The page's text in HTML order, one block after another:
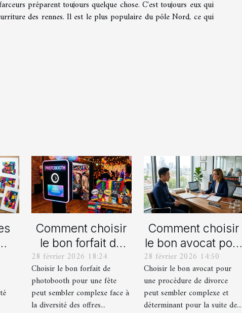
préparent toujours quelque chose. C'est toujours eux qui
des rennes. Il est le plus populaire du pôle Nord, ce qui
Comment choisir
le bon forfait de
photobooth pour
votre fête
28 février 2026 18:24
Choisir le bon forfait de
photobooth pour une fête
peut sembler complexe face à
la diversité des offres...
Comment choisir
le bon avocat pour
votre procédure
de divorce ?
28 février 2026 14:50
Choisir le bon avocat pour
une procédure de divorce
peut sembler complexe et
déterminant pour la suite de...